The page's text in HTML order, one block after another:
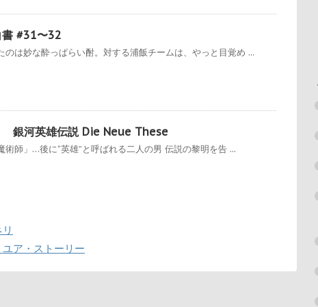
#31〜32
のは妙な酔っぱらい酎。対する浦飯チームは、やっと目覚め ...
銀河英雄伝説 Die Neue These
術師」…後に“英雄”と呼ばれる二人の男 伝説の黎明を告 ...
ア・ストーリー